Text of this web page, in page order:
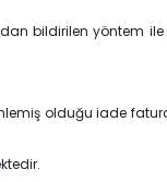
bildirilen yöntem
olduğu iade